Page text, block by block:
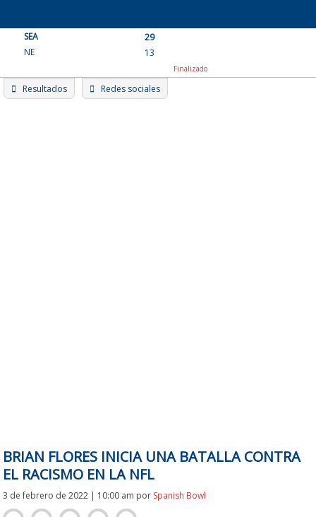
content
SEA
29
NE
13
Finalizado
Resultados Redes sociales
BRIAN FLORES INICIA UNA BATALLA CONTRA
EL RACISMO EN LA NFL
3 de febrero de 2022 | 10:00 am por Spanish Bowl